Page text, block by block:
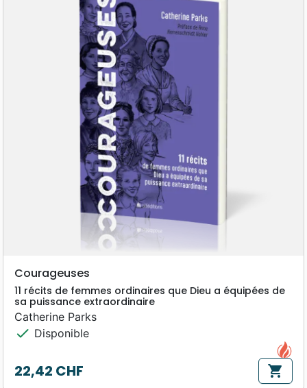
Courageuses
11 récits de femmes ordinaires que Dieu a équipées de
sa puissance extraordinaire
Catherine Parks
check Disponible
Prix
22,42 CHF shopping_cart